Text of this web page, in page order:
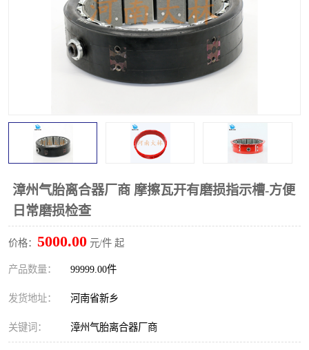
漳州气胎离合器厂商 摩擦瓦开有磨损指示槽-方便
日常磨损检查
价格： 5000.00 元/件 起
产品数量： 99999.00件
发货地址： 河南省新乡
关键词： 漳州气胎离合器厂商
DY隔膜式离合器 CB离合器
KB离合器 实芯轮胎
联轴器